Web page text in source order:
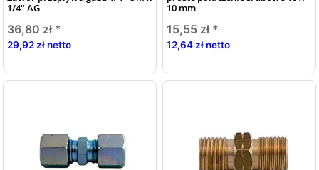
1/4" AG
36,80 zł *
29,92 zł netto
10 mm
15,55 zł *
12,64 zł netto